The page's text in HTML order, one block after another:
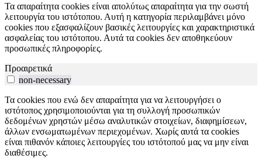
Τα απαραίτητα cookies είναι απολύτως απαραίτητα για την σωστή
λειτουργία του ιστότοπου. Αυτή η κατηγορία περιλαμβάνει μόνο
cookies που εξασφαλίζουν βασικές λειτουργίες και χαρακτηριστικά
ασφαλείας του ιστότοπου. Αυτά τα cookies δεν αποθηκεύουν
προσωπικές πληροφορίες.
Προαιρετικά
non-necessary
Τα cookies που ενώ δεν απαραίτητα για να λειτουργήσει ο
ιστότοπος χρησιμοποιούνται για τη συλλογή προσωπικών
δεδομένων χρηστών μέσω αναλυτικών στοιχείων, διαφημίσεων,
άλλων ενσωματωμένων περιεχομένων. Χωρίς αυτά τα cookies
είναι πιθανόν κάποιες λειτουργίες του ιστότοπού μας να μην είναι
διαθέσιμες.